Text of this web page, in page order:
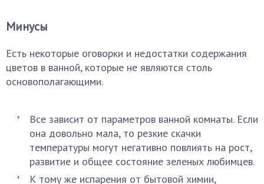
Минусы
Есть некоторые оговорки и недостатки содержания
цветов в ванной, которые не являются столь
основополагающими.
Все зависит от параметров ванной комнаты. Если
она довольно мала, то резкие скачки
температуры могут негативно повлиять на рост,
развитие и общее состояние зеленых любимцев.
К тому же испарения от бытовой химии,